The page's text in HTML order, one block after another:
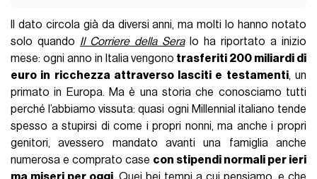
Il dato circola già da diversi anni, ma molti lo hanno notato
solo quando Il Corriere della Seralo ha riportato a inizio
mese: ogni anno in Italia vengono trasferiti 200 miliardi di
euro in ricchezza attraverso lasciti e testamenti, un
primato in Europa. Ma è una storia che conosciamo tutti
perché l’abbiamo vissuta: quasi ogni Millennial italiano tende
spesso a stupirsi di come i propri nonni, ma anche i propri
genitori, avessero mandato avanti una famiglia anche
numerosa e comprato case con stipendi normali per ieri
ma miseri per oggi. Quei bei tempi a cui pensiamo, e che